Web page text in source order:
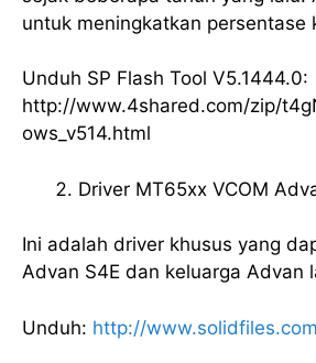
untuk meningkatkan persentase
Unduh SP Flash Tool V5.1444.0:
http://www.4shared.com/zip/
ows_v514.html
Driver MT65xx VCOM
Ini adalah driver khusus yang
Advan S4E dan keluarga Advan
Unduh: http://